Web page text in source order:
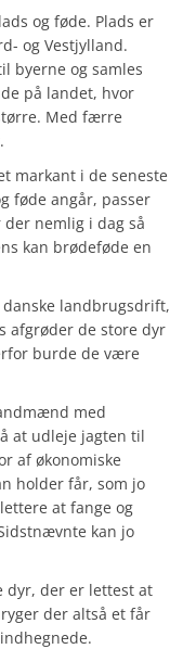
og føde. Plads er
og Vestjylland.
byerne og samles
på landet, hvor
Med færre
markant i de seneste
føde angår, passer
nemlig i dag så
kan brødeføde en
landbrugsdrift,
afgrøder de store dyr
burde de være
med
at udleje jagten til
af økonomiske
holder får, som jo
at fange og
kan jo
dyr, der er lettest at
der altså et får